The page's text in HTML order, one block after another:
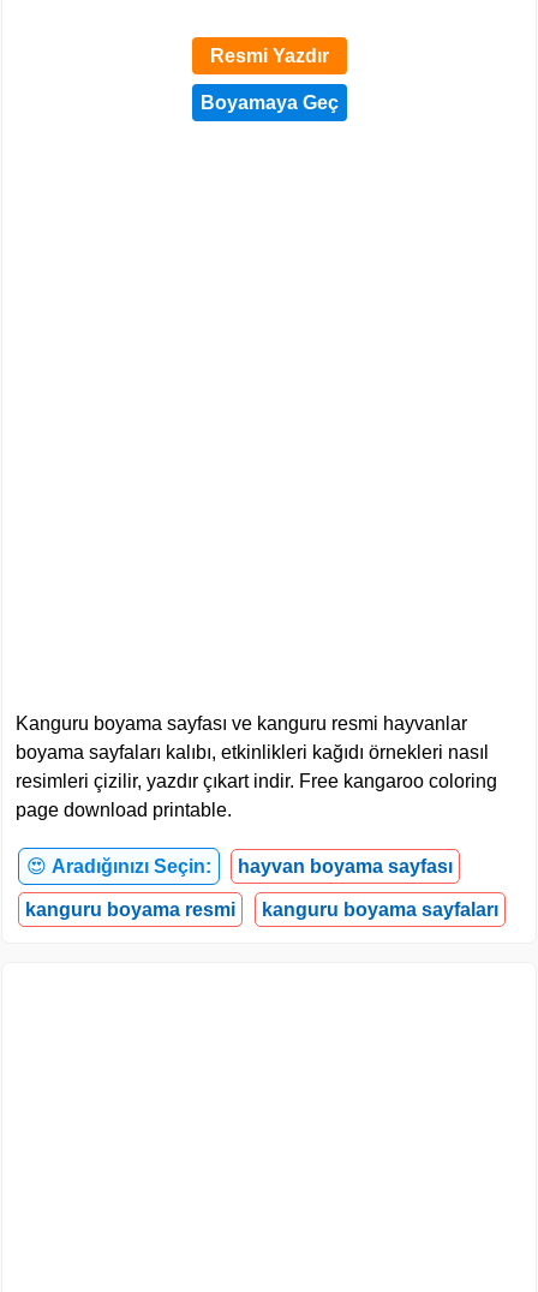
Resmi Yazdır
Kanguru boyama sayfası ve kanguru resmi hayvanlar
boyama sayfaları kalıbı, etkinlikleri kağıdı örnekleri nasıl
resimleri çizilir, yazdır çıkart indir. Free kangaroo coloring
page download printable.
😍 Aradığınızı Seçin: hayvan boyama sayfası
kanguru boyama resmi kanguru boyama sayfaları